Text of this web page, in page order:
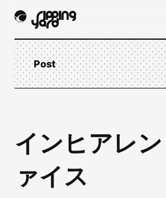
Post
インヒアレ
ァイス